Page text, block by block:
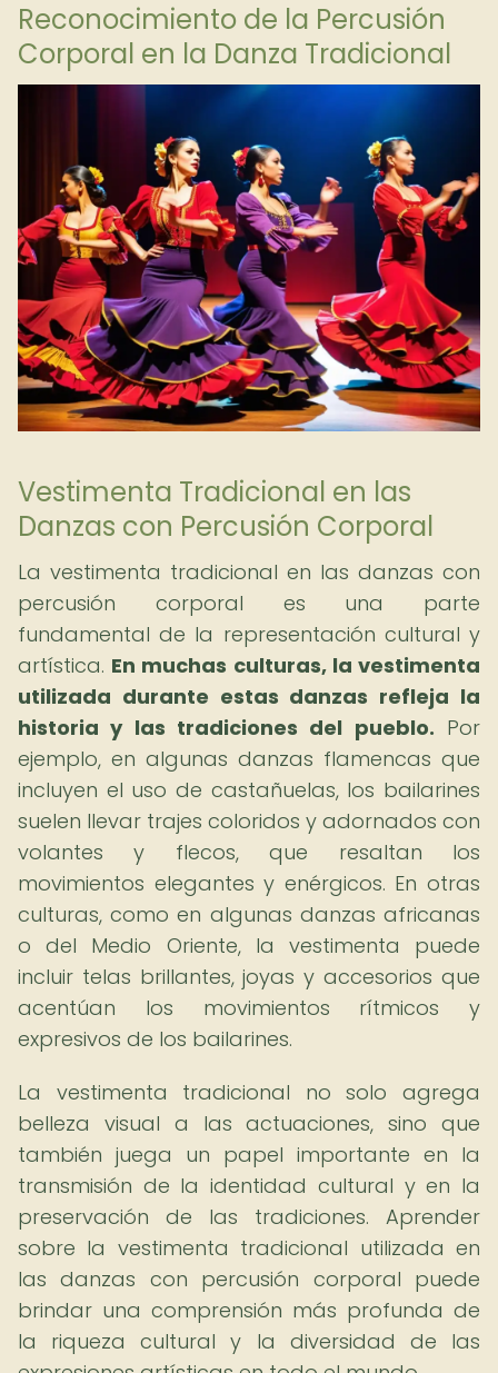
Reconocimiento de la Percusión
Corporal en la Danza Tradicional
Vestimenta Tradicional en las
Danzas con Percusión Corporal
La vestimenta tradicional en las danzas con
percusión corporal es una parte
fundamental de la representación cultural y
artística. En muchas culturas, la vestimenta
utilizada durante estas danzas refleja la
historia y las tradiciones del pueblo. Por
ejemplo, en algunas danzas flamencas que
incluyen el uso de castañuelas, los bailarines
suelen llevar trajes coloridos y adornados con
volantes y flecos, que resaltan los
movimientos elegantes y enérgicos. En otras
culturas, como en algunas danzas africanas
o del Medio Oriente, la vestimenta puede
incluir telas brillantes, joyas y accesorios que
acentúan los movimientos rítmicos y
expresivos de los bailarines.
La vestimenta tradicional no solo agrega
belleza visual a las actuaciones, sino que
también juega un papel importante en la
transmisión de la identidad cultural y en la
preservación de las tradiciones. Aprender
sobre la vestimenta tradicional utilizada en
las danzas con percusión corporal puede
brindar una comprensión más profunda de
la riqueza cultural y la diversidad de las